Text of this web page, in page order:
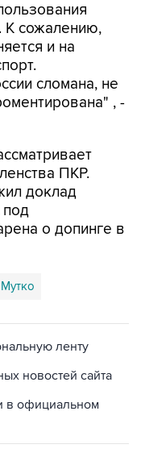
К сожалению,
и на
сломана, не
, -
ПКР.
доклад
о допинге в
ленту
новостей сайта
в официальном